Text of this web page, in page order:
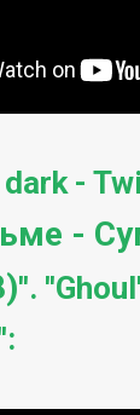
dark -
-
''.